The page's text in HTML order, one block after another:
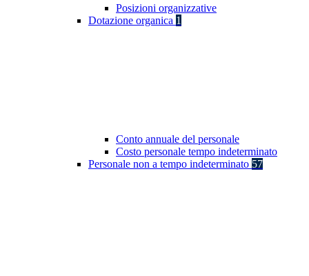
Posizioni organizzative
Dotazione organica 1
Conto annuale del personale
Costo personale tempo indeterminato
Personale non a tempo indeterminato 57